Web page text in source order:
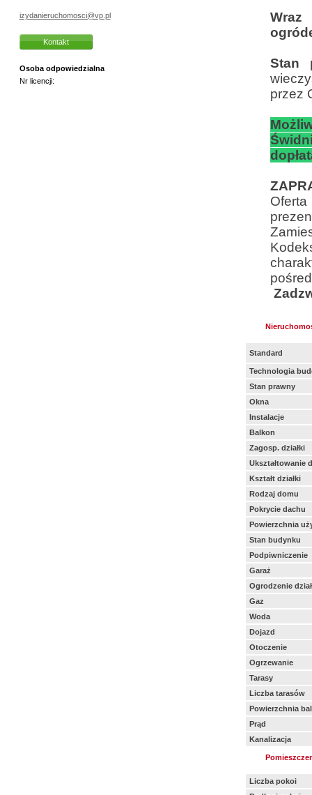
izydanieruchomosci@vp.pl
Kontakt
Osoba odpowiedzialna
Nr licencji:
Stan
przez
Standard
Technologia
Stan prawny
Okna
Instalacje
Balkon
Zagosp. działki
Ukształtowanie
Kształt działki
Rodzaj domu
Pokrycie dachu
Powierzchnia
Stan budynku
Podpiwniczenie
Garaż
Ogrodzenie
Gaz
Woda
Dojazd
Otoczenie
Ogrzewanie
Tarasy
Liczba tarasów
Powierzchnia
Prąd
Kanalizacja
Liczba pokoi